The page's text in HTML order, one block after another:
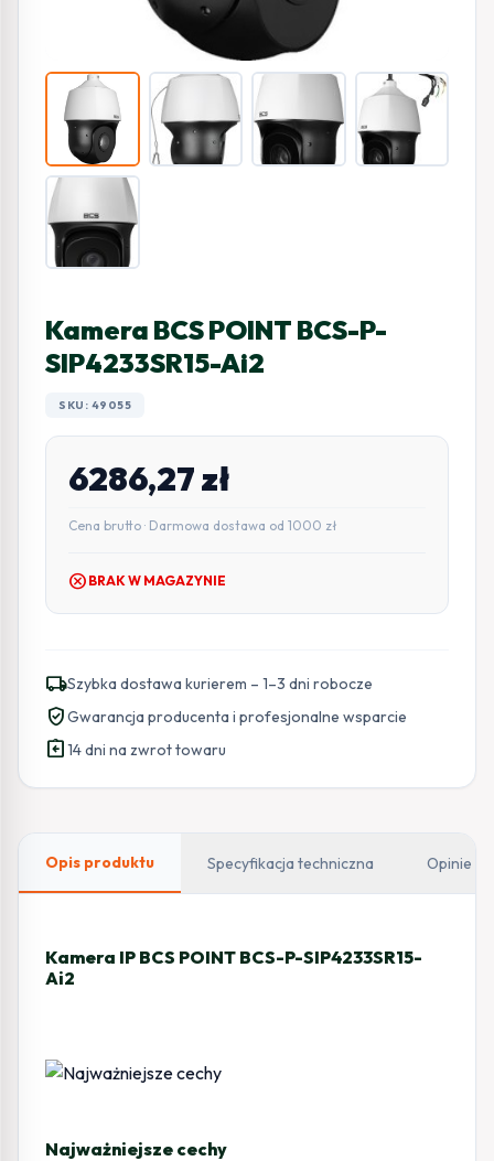
Kamera BCS POINT BCS-P-
SIP4233SR15-Ai2
SKU: 49055
6286,27zł
Cena brutto · Darmowa dostawa od 1000 zł
cancel BRAK W MAGAZYNIE
local_shippingSzybka dostawa kurierem – 1–3 dni robocze
verified_userGwarancja producenta i profesjonalne wsparcie
assignment_return14 dni na zwrot towaru
Opis produktu Specyfikacja techniczna Opinie
Kamera IP BCS POINT BCS-P-SIP4233SR15-
Ai2
Najważniejsze cechy